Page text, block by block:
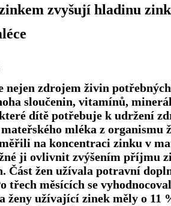
zvyšují hladinu
nejen zdrojem živin
sloučenin, vitamínů,
dítě potřebuje k udržení
mléka z organismu
na koncentraci zinku v
ji ovlivnit zvýšením příjmu
Část žen užívala potravní
třech měsících se
ženy užívající zinek měly o 11